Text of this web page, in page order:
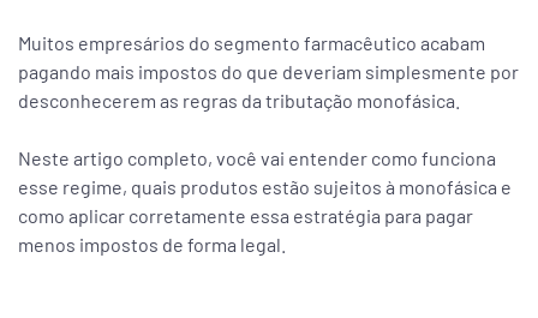
Muitos empresários do segmento farmacêutico acabam
pagando mais impostos do que deveriam simplesmente por
desconhecerem as regras da tributação monofásica.
Neste artigo completo, você vai entender como funciona
esse regime, quais produtos estão sujeitos à monofásica e
como aplicar corretamente essa estratégia para pagar
menos impostos de forma legal.